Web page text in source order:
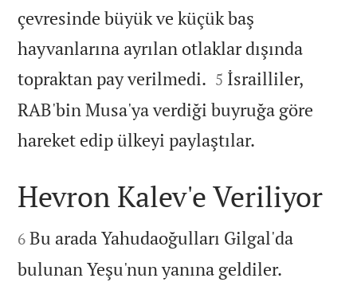
çevresinde büyük ve küçük baş
hayvanlarına ayrılan otlaklar dışında
topraktan pay verilmedi. 

5 İsrailliler,
RAB'bin Musa'ya verdiği buyruğa göre
hareket edip ülkeyi paylaştılar.

Hevron Kalev'e Veriliyor

6 Bu arada Yahudaoğulları Gilgal'da
bulunan Yeşu'nun yanına geldiler.